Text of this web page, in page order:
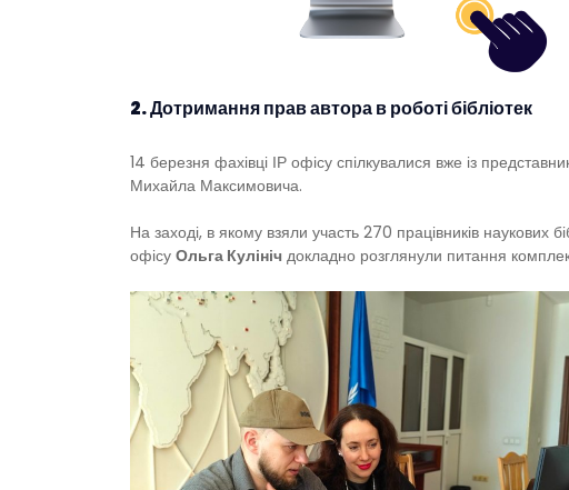
2. Дотримання прав автора в роботі бібліотек
14 березня фахівці ІР офісу спілкувалися вже із
Михайла Максимовича.
На заході, в якому взяли участь 270 працівників наукових
офісу Ольга Кулініч докладно розглянули питання